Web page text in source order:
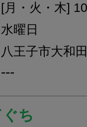
[月・火・木]
[金・土・日]
水曜日
八王子市大和
---
ち